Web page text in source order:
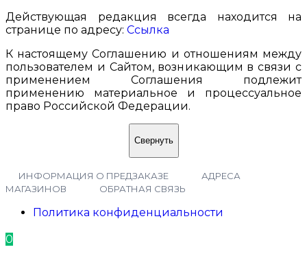
Действующая редакция всегда находится на
странице по адресу: Ссылка
К настоящему Соглашению и отношениям между
пользователем и Сайтом, возникающим в связи с
применением Соглашения подлежит
применению материальное и процессуальное
право Российской Федерации.
Свернуть
ИНФОРМАЦИЯ О ПРЕДЗАКАЗЕ
АДРЕСА
МАГАЗИНОВ
ОБРАТНАЯ СВЯЗЬ
Политика конфиденциальности
0